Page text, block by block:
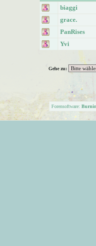
biaggi
grace.
PanRises
Yvi
Gehe zu:
Forensoftware: